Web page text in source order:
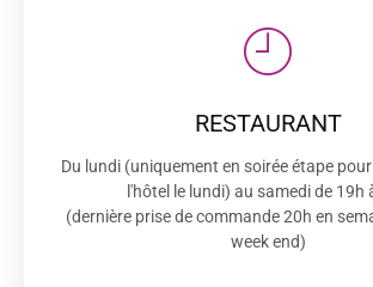
RESTAURANT
Du lundi (uniquement en soirée étape
l'hôtel le lundi) au samedi de 19h
(dernière prise de commande 20h en
week end)